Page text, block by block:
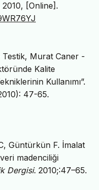
[Online].
Murat Caner -
Kalite
Kullanımı”.
47-65.
Güntürkün F. İmalat
madenciliği
Dergisi. 2010;:47–65.